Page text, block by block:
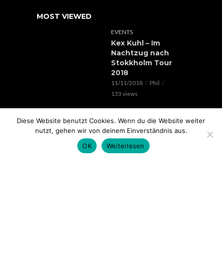
MOST VIEWED
EVENTS
Kex Kuhl – Im
Nachtzug nach
Stokkholm Tour
2018
11/11/2018
Phil
133 views
Verrückte Hunde &
Lorenz Live //
20.05.2018 // SOHO
STAGE AUGSBURG
Diese Website benutzt Cookies. Wenn du die Website weiter
nutzt, gehen wir von deinem Einverständnis aus.
OK
Weiterlesen